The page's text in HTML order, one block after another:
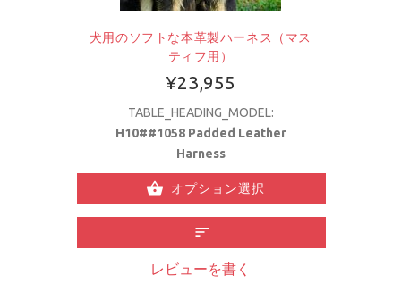
犬用のソフトな本革製ハーネス（マス
ティフ用）
¥23,955
TABLE_HEADING_MODEL:
H10##1058 Padded Leather
Harness
オプション選択
レビューを書く